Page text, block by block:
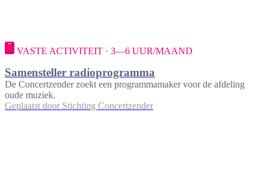
VASTE ACTIVITEIT · 3—6 UUR/MAAND
Samensteller radioprogramma
De Concertzender zoekt een programmamaker voor de afdeling
oude muziek.
Geplaatst door Stichting Concertzender